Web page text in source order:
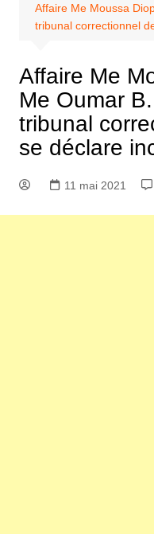
Affaire Me Moussa
tribunal correctionnel
Affaire Me
Me Oumar
tribunal
se déclare
11 mai 2021